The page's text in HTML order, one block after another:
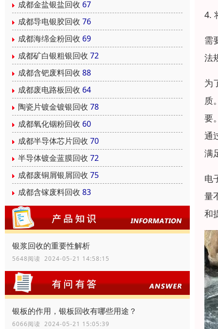
成都金盐银盐回收 67
成都导电银胶回收 76
成都海绵金粉回收 69
成都矿白银粗银回收 72
成都含钯废料回收 88
成都废电路板回收 64
陶瓷片镀金镀银回收 78
成都氧化铟粉回收 60
成都半导体芯片回收 70
半导体镀金蓝膜回收 72
成都废铜屑银屑回收 75
成都含镓废料回收 83
银浆回收的重要性解析
5648阅读 2024-05-21 14:58:15
银板的作用，银板回收有哪些用途？
6066阅读 2024-05-21 15:05:39
4.
需
法
为
质
要
通
满
电
量
和